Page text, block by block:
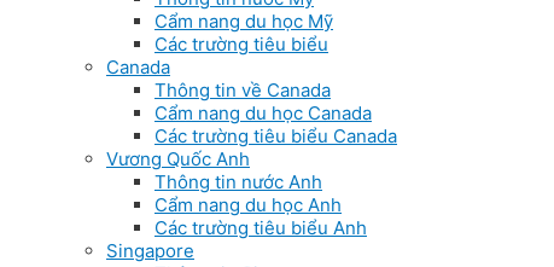
Cẩm nang du học Mỹ
Các trường tiêu biểu
Canada
Thông tin về Canada
Cẩm nang du học Canada
Các trường tiêu biểu Canada
Vương Quốc Anh
Thông tin nước Anh
Cẩm nang du học Anh
Các trường tiêu biểu Anh
Singapore